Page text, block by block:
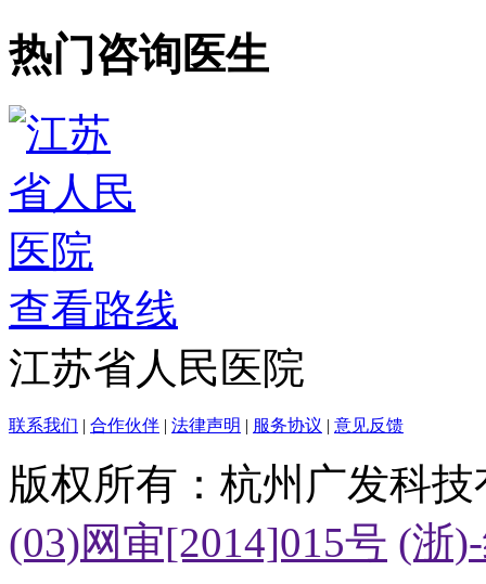
热门咨询医生
查看路线
江苏省人民医院
联系我们 | 合作伙伴 | 法律声明 | 服务协议 | 意见反馈
版权所有：杭州广发科
(03)网审[2014]015号 (浙